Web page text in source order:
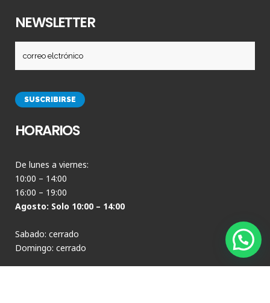
NEWSLETTER
HORARIOS
De lunes a viernes:
10:00 – 14:00
16:00 – 19:00
Agosto: Solo 10:00 – 14:00
Sabado: cerrado
Domingo: cerrado